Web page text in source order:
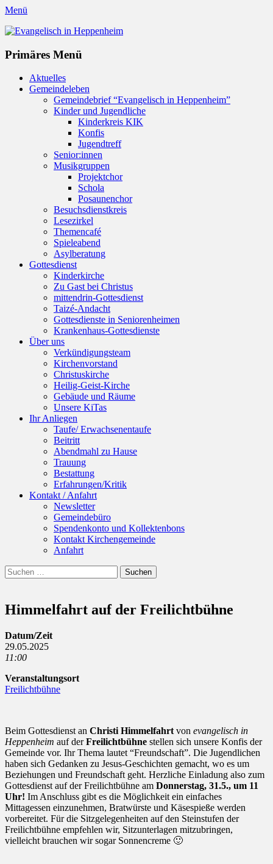
Menü
Evangelisch in Heppenheim
Primäres Menü
Zum
Inhalt
Aktuelles
Gemeindeleben
Gemeindebrief “Evangelisch in Heppenheim”
Kinder und Jugendliche
Kinderkreis KIK
Konfis
Jugendtreff
Senior:innen
Musikgruppen
Projektchor
Schola
Posaunenchor
Besuchsdienstkreis
Lesezirkel
Themencafé
Spieleabend
Asylberatung
Gottesdienst
Kinderkirche
Zu Gast bei Christus
mittendrin-Gottesdienst
Taizé-Andacht
Gottesdienste in Seniorenheimen
Krankenhaus-Gottesdienste
Über uns
Verkündigungsteam
Kirchenvorstand
Christuskirche
Heilig-Geist-Kirche
Gebäude und Räume
Unsere KiTas
Ihr Anliegen
Taufe/ Erwachsenentaufe
Beitritt
Abendmahl zu Hause
Trauung
Bestattung
Erfahrungen/Kritik
Kontakt / Anfahrt
Newsletter
Gemeindebüro
Spendenkonto und Kollektenbons
Kontakt Kirchengemeinde
Anfahrt
Suchen
Suchen
nach:
Himmelfahrt auf der Freilichtbühne
Datum/Zeit
29.05.2025
11:00
Veranstaltungsort
Freilichtbühne
Beim Gottesdienst an Christi Himmelfahrt von evangelisch in
Heppenheim auf derFreilichtbühne stellen sich unsere Konfis der
Gemeinde vor. Ihr Thema lautet “Freundschaft”. Die Jugendlichen
haben sich Gedanken zu Jesus-Geschichten gemacht, wo es um
Beziehungen und Freundschaft geht. Herzliche Einladung also zum
Gottesdienst auf der Freilichtbühne am Donnerstag, 31.5., um 11
Uhr! Im Anschluss gibt es die Möglichkeit ein einfaches
Mittagessen einzunehmen, Bratwürste und Käsespieße werden
vorbereitet. Für die Sitzgelegenheiten auf den Steinstufen der
Freilichtbühne empfehlen wir, Sitzunterlagen mitzubringen,
vielleicht brauchen wir sogar Sonnencreme 🙂